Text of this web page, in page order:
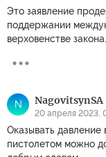
Это заявление
поддержании
верховенстве
N NagovitsynSA
20 апреля 2023,
Оказывать
пистолетом можно